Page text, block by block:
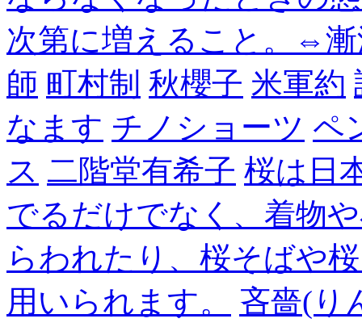
次第に増えること。⇔
師 町村制 秋櫻子 米軍約
なます チノショーツ ペ
ス 二階堂有希子 桜は日
でるだけでなく、着物
らわれたり、桜そばや
用いられます。
吝嗇(り